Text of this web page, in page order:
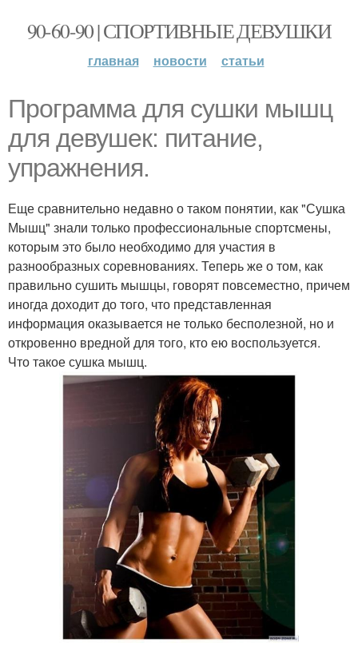
90-60-90 | СПОРТИВНЫЕ ДЕВУШКИ
главная новости статьи
Программа для сушки мышц
для девушек: питание,
упражнения.
Еще сравнительно недавно о таком понятии, как "Сушка
Мышц" знали только профессиональные спортсмены,
которым это было необходимо для участия в
разнообразных соревнованиях. Теперь же о том, как
правильно сушить мышцы, говорят повсеместно, причем
иногда доходит до того, что представленная
информация оказывается не только бесполезной, но и
откровенно вредной для того, кто ею воспользуется.
Что такое сушка мышц.